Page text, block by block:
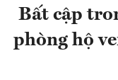
Bất cập
phòng hộ